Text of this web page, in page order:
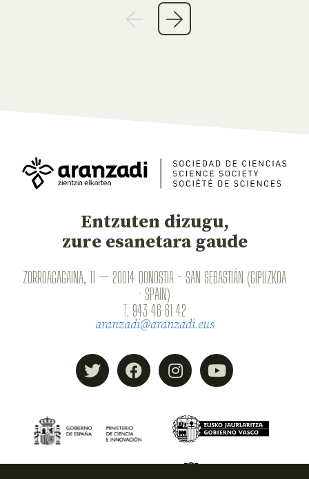
Entzuten dizugu,
zure esanetara gaude
ZORROAGAGAINA, 11 — 20014 DONOSTIA - SAN SEBASTIÁN (GIPUZKOA
· SPAIN)
T. 943 46 61 42
aranzadi@aranzadi.eus